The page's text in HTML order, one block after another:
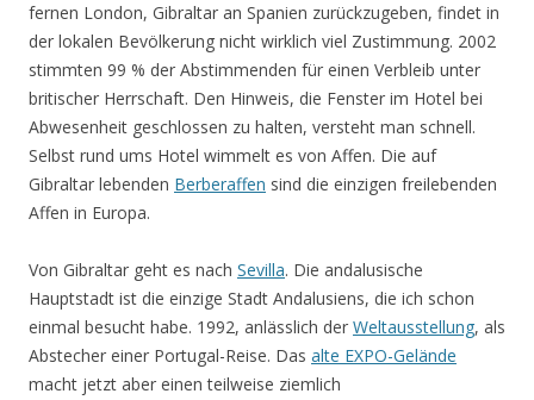
fernen London, Gibraltar an Spanien zurückzugeben, findet in
der lokalen Bevölkerung nicht wirklich viel Zustimmung. 2002
stimmten 99 % der Abstimmenden für einen Verbleib unter
britischer Herrschaft. Den Hinweis, die Fenster im Hotel bei
Abwesenheit geschlossen zu halten, versteht man schnell.
Selbst rund ums Hotel wimmelt es von Affen. Die auf
Gibraltar lebenden Berberaffen sind die einzigen freilebenden
Affen in Europa.
Von Gibraltar geht es nach Sevilla. Die andalusische
Hauptstadt ist die einzige Stadt Andalusiens, die ich schon
einmal besucht habe. 1992, anlässlich der Weltausstellung, als
Abstecher einer Portugal-Reise. Das alte EXPO-Gelände
macht jetzt aber einen teilweise ziemlich